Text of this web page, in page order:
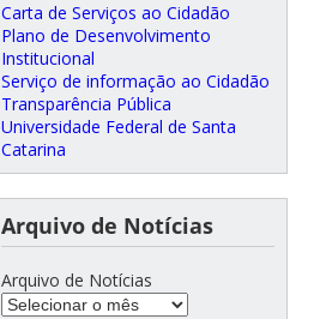
Carta de Serviços ao Cidadão
Plano de Desenvolvimento
Institucional
Serviço de informação ao Cidadão
Transparência Pública
Universidade Federal de Santa
Catarina
Arquivo de Notícias
Arquivo de Notícias